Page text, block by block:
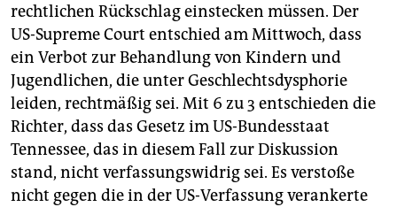
rechtlichen Rückschlag einstecken müssen. Der
US-Supreme Court entschied am Mittwoch, dass
ein Verbot zur Behandlung von Kindern und
Jugendlichen, die unter Geschlechtsdysphorie
leiden, rechtmäßig sei. Mit 6 zu 3 entschieden die
Richter, dass das Gesetz im US-Bundesstaat
Tennessee, das in diesem Fall zur Diskussion
stand, nicht verfassungswidrig sei. Es verstoße
nicht gegen die in der US-Verfassung verankerte